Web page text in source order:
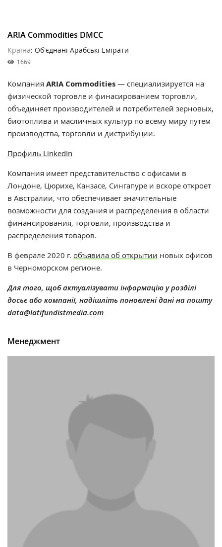
ARIA Commodities DMCC
Країна: Обʼєднані Арабські Емірати
1669
Компания ARIA Commodities — специализируется на
физической торговле и финасированием торговли,
объединяет производителей и потребителей зерновых,
биотоплива и масличных культур по всему миру путем
производства, торговли и дистрибуции.
Профиль LinkedIn
Компания имеет представительство с офисами в
Лондоне, Цюрихе, Канзасе, Сингапуре и вскоре откроет
в Австралии, что обеспечивает значительные
возможности для создания и распределения в области
финансирования, торговли, производства и
распределения товаров.
В феврале 2020 г. объявила об открытии новых офисов
в Черноморском регионе.
Для того, щоб актуалізувати інформацію у розділі
досьє або компанії, надішліть поновлені дані на пошту
data@latifundistmedia.com
Менеджмент